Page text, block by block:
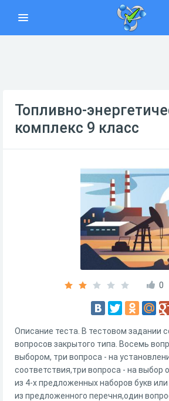
Топливно-
комплекс 9 класс
0
Описание теста. В тестовом задании
вопросов закрытого типа. Восемь
выбором, три вопроса - на
соответствия,три вопроса - на выбор
из 4-х предложенных наборов букв
из предложенного перечня,один